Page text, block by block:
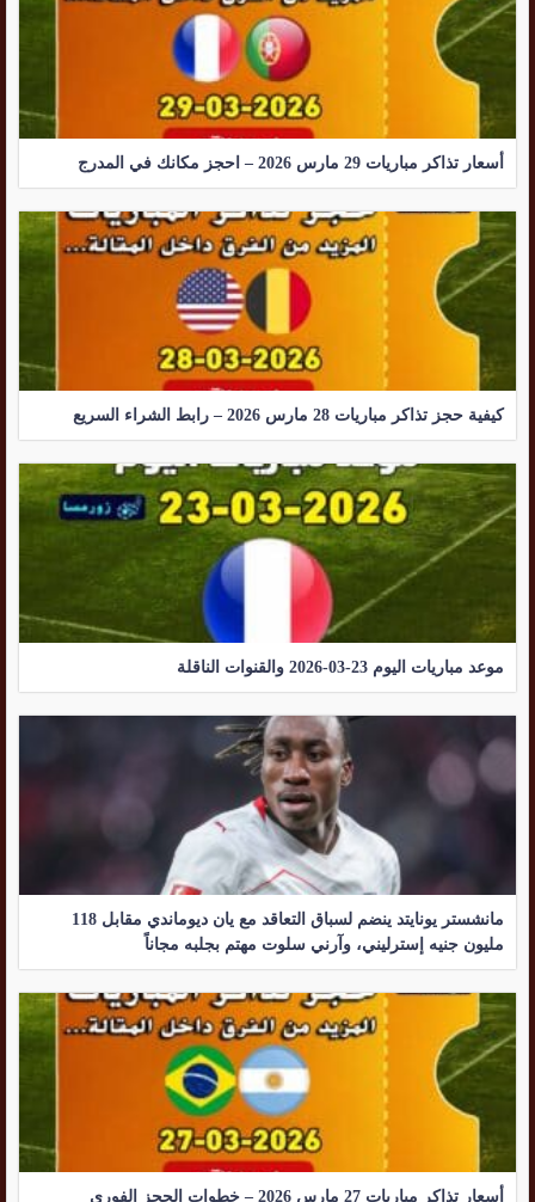
أسعار تذاكر مباريات 29 مارس 2026 – احجز مكانك في المدرج
كيفية حجز تذاكر مباريات 28 مارس 2026 – رابط الشراء السريع
موعد مباريات اليوم 23-03-2026 والقنوات الناقلة
مانشستر يونايتد ينضم لسباق التعاقد مع يان ديوماندي مقابل 118
مليون جنيه إسترليني، وآرني سلوت مهتم بجلبه مجاناً
أسعار تذاكر مباريات 27 مارس 2026 – خطوات الحجز الفوري